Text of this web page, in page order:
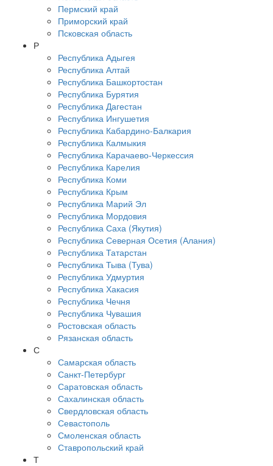
Пермский край
Приморский край
Псковская область
Р
Республика Адыгея
Республика Алтай
Республика Башкортостан
Республика Бурятия
Республика Дагестан
Республика Ингушетия
Республика Кабардино-Балкария
Республика Калмыкия
Республика Карачаево-Черкессия
Республика Карелия
Республика Коми
Республика Крым
Республика Марий Эл
Республика Мордовия
Республика Саха (Якутия)
Республика Северная Осетия (Алания)
Республика Татарстан
Республика Тыва (Тува)
Республика Удмуртия
Республика Хакасия
Республика Чечня
Республика Чувашия
Ростовская область
Рязанская область
С
Самарская область
Санкт-Петербург
Саратовская область
Сахалинская область
Свердловская область
Севастополь
Смоленская область
Ставропольский край
Т